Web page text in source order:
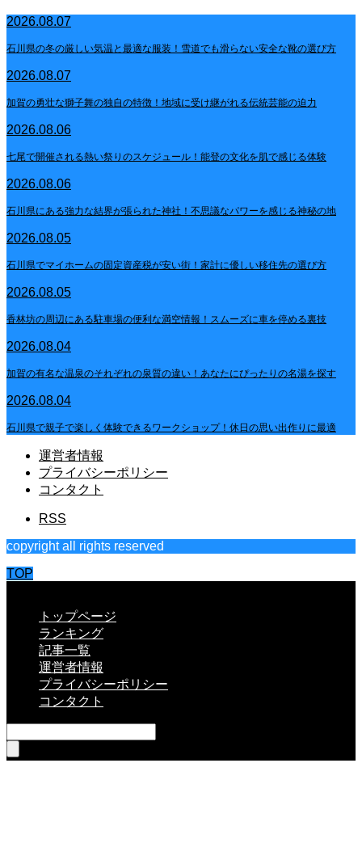
2026.08.07
石川県の冬の厳しい気温と最適な服装！雪道でも滑らない安全な靴の選び方
2026.08.07
加賀の勇壮な獅子舞の独自の特徴！地域に受け継がれる伝統芸能の迫力
2026.08.06
七尾で開催される熱い祭りのスケジュール！能登の文化を肌で感じる体験
2026.08.06
石川県にある強力な結界が張られた神社！不思議なパワーを感じる神秘の地
2026.08.05
石川県でマイホームの固定資産税が安い街！家計に優しい移住先の選び方
2026.08.05
香林坊の周辺にある駐車場の便利な満空情報！スムーズに車を停める裏技
2026.08.04
加賀の有名な温泉のそれぞれの泉質の違い！あなたにぴったりの名湯を探す
2026.08.04
石川県で親子で楽しく体験できるワークショップ！休日の思い出作りに最適
運営者情報
プライバシーポリシー
コンタクト
RSS
copyright all rights reserved
TOP
トップページ
ランキング
記事一覧
運営者情報
プライバシーポリシー
コンタクト